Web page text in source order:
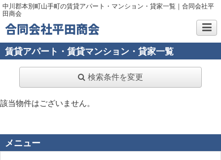
中川郡本別町山手町の賃貸アパート・マンション・貸家一覧｜合同会社平
田商会
合同会社平田商会
賃貸アパート・賃貸マンション・貸家一覧
検索条件を変更
該当物件はございません。
メニュー